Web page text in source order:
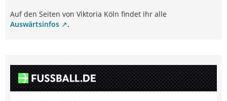
Auf den Seiten von Viktoria Köln findet ihr alle
Auswärtsinfos
.